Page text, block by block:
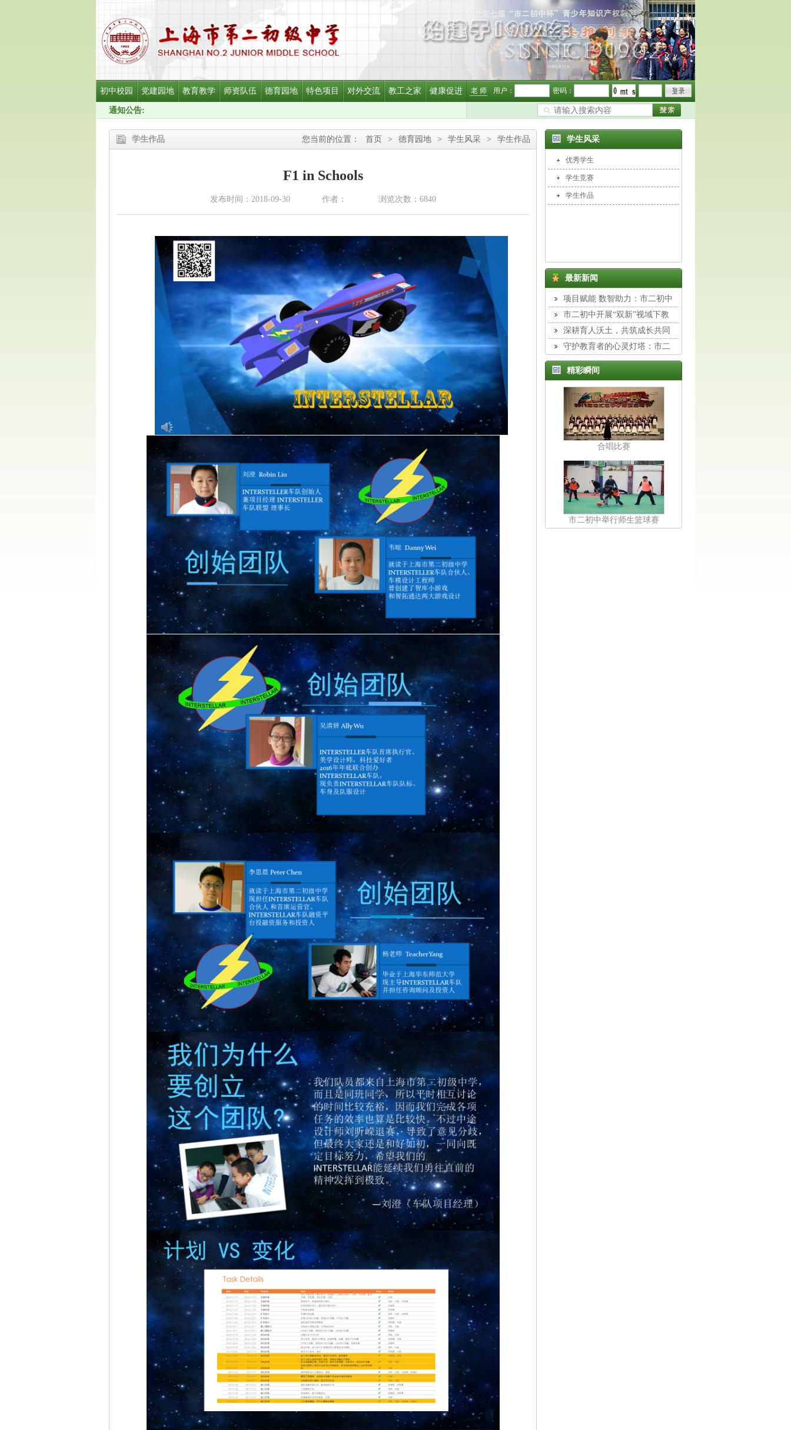
初中校园 党建园地 教育教学 师资队伍 德育园地 特色项目 对外交流 教工之家 健康促进 老 师 用户： 密码：
通知公告:
您当前的位置： 首页 > 德育园地 > 学生风采 > 学生作品
学生作品
F1 in Schools
发布时间：2018-09-30 作者： 浏览次数：6840
学生风采
优秀学生
学生竞赛
学生作品
最新新闻
项目赋能 数智助力：市二初中
组织教师开展专题校本培训
市二初中开展“双新”视域下教
与学转型主题培训
深耕育人沃土，共筑成长共同
体：市二初中班主任工作室展示活
动纪实
守护教育者的心灵灯塔：市二
初中举行德育专题讲座
精彩瞬间
合唱比赛
市二初中举行师生篮球赛